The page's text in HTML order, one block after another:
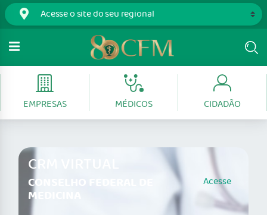
EMPRESAS MÉDICOS CIDADÃO
CRM VIRTUAL
CONSELHO FEDERAL DE
MEDICINA
Acesse